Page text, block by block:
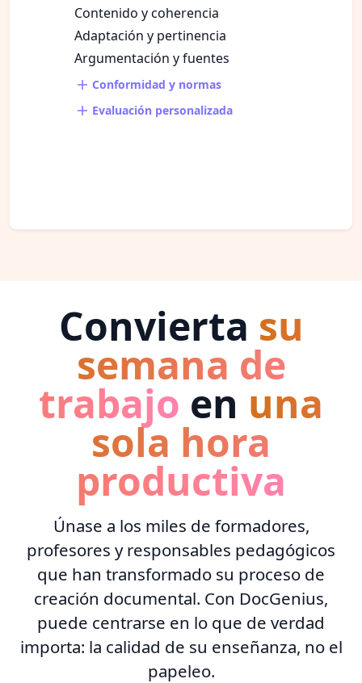
Contenido y coherencia
Adaptación y pertinencia
Argumentación y fuentes
Conformidad y normas
Evaluación personalizada
Convierta su
semana de
trabajo en una
sola hora
productiva
Únase a los miles de formadores,
profesores y responsables pedagógicos
que han transformado su proceso de
creación documental. Con DocGenius,
puede centrarse en lo que de verdad
importa: la calidad de su enseñanza, no el
papeleo.